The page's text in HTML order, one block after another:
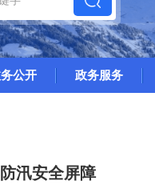
公开 政务服务
汛安全屏障